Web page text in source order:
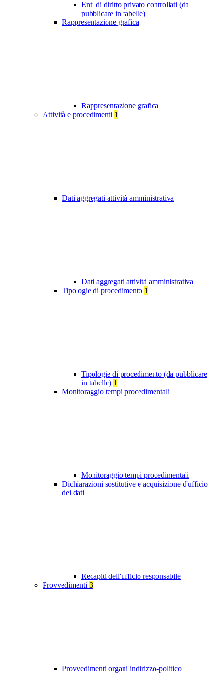
Enti di diritto privato controllati (da
pubblicare in tabelle)
Rappresentazione grafica
Rappresentazione grafica
Attività e procedimenti 1
Dati aggregati attività amministrativa
Dati aggregati attività amministrativa
Tipologie di procedimento 1
Tipologie di procedimento (da pubblicare
in tabelle) 1
Monitoraggio tempi procedimentali
Monitoraggio tempi procedimentali
Dichiarazioni sostitutive e acquisizione d'ufficio
dei dati
Recapiti dell'ufficio responsabile
Provvedimenti 3
Provvedimenti organi indirizzo-politico